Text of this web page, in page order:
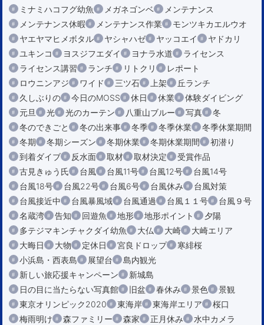
ミナミハコフグ幼魚
メガネゴンベ
メンテナンス
メンテナンス休暇
メンテナンス作業
モンツキカエルウオ
ヤエヤマヒメボタル
ヤシャハゼ ヤッコエイ
ヤドカリ
ユキンコ
ヨスジフエダイ ヨナラ水道
ライセンス
ライセンス講習
ランチ リトクリ
レポート
ロウニンアジ
ワイド 三ツ石 上架
丘ランチ
久しぶりの
今日のMOSS 休日 休業
体験ダイビング
元旦
光 光のカーテン 八重山ブルー 写真
冬
冬のできごと
冬の出来事 冬季 冬季休業
冬季休業期間
冬期
冬期シーズン 冬期休業 冬期休業期間
初潜り
到着ダイブ
反水面 取材 取材決定
受賞作品
古見きゅう氏
台風 台風11号 台風12号
台風14号
台風18号
台風22号 台風6号 台風休み
台風対策
台風接近中
台風暴風域 台風通過 台風１１号
台風９号
名蔵湾
告知 回遊魚 地形 地形ポイント
夕陽
多テジマキンチャクダイ幼魚
大仏 大崎
大崎エリア
大晦日
大物 定休日 宮良ドロップ
寒緋桜
小浜島・西表島
展望台
島内観光
新しい旅応援キャンペーン
新城島
日の目に当たらない写真館
旧盆 春休み 景色
景観
東京オリンピック2020
東海岸 東海岸エリア
桜口
梅雨明け
森ファミリー 森家 正月休み
水中カメラ